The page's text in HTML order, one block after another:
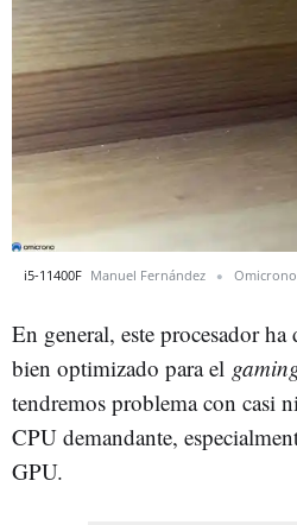
i5-11400F Manuel Fernández Omicrono
En general, este procesador
bien optimizado para el
tendremos problema con casi
CPU demandante,
GPU.